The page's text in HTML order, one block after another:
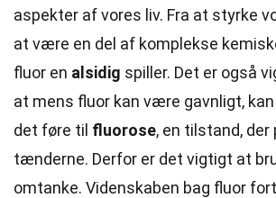
aspekter af vores liv. Fra at styrke
at være en del af komplekse
fluor en alsidig spiller. Det er også
at mens fluor kan være gavnligt,
det føre til fluorose, en tilstand, der
tænderne. Derfor er det vigtigt at
omtanke. Videnskaben bag fluor